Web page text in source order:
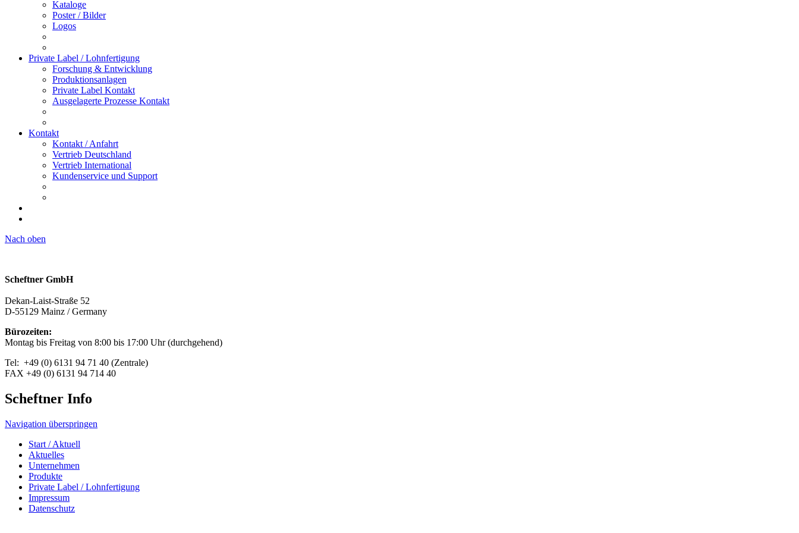
Kataloge
Poster / Bilder
Logos
Private Label / Lohnfertigung
Forschung & Entwicklung
Produktionsanlagen
Private Label Kontakt
Ausgelagerte Prozesse Kontakt
Kontakt
Kontakt / Anfahrt
Vertrieb Deutschland
Vertrieb International
Kundenservice und Support
Nach oben
Scheftner GmbH
Dekan-Laist-Straße 52
D-55129 Mainz / Germany
Bürozeiten:
Montag bis Freitag von 8:00 bis 17:00 Uhr (durchgehend)
Tel: +49 (0) 6131 94 71 40 (Zentrale)
FAX +49 (0) 6131 94 714 40
Scheftner Info
Navigation überspringen
Start / Aktuell
Aktuelles
Unternehmen
Produkte
Private Label / Lohnfertigung
Impressum
Datenschutz